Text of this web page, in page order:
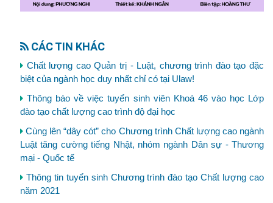
CÁC TIN KHÁC
Chất lượng cao Quản trị - Luật, chương trình đào tạo đặc
biệt của ngành học duy nhất chỉ có tại Ulaw!
Thông báo về việc tuyển sinh viên Khoá 46 vào học Lớp
đào tạo chất lượng cao trình độ đại học
Cùng lên “dây cót” cho Chương trình Chất lượng cao ngành
Luật tăng cường tiếng Nhật, nhóm ngành Dân sự - Thương
mại - Quốc tế
Thông tin tuyển sinh Chương trình đào tạo Chất lượng cao
năm 2021